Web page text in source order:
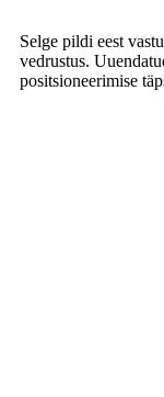
Selge pildi eest
vedrustus.
positsioneerimise